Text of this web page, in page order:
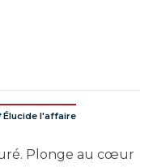
l'affaire
Plonge au cœur